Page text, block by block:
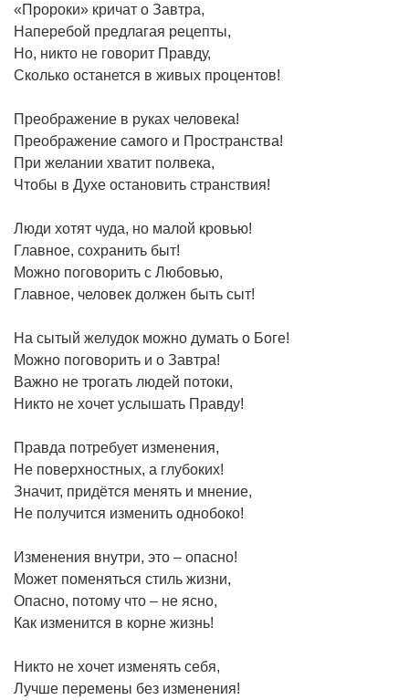
«Пророки» кричат о Завтра,
Наперебой предлагая рецепты,
Но, никто не говорит Правду,
Сколько останется в живых процентов!
Преображение в руках человека!
Преображение самого и Пространства!
При желании хватит полвека,
Чтобы в Духе остановить странствия!
Люди хотят чуда, но малой кровью!
Главное, сохранить быт!
Можно поговорить с Любовью,
Главное, человек должен быть сыт!
На сытый желудок можно думать о Боге!
Можно поговорить и о Завтра!
Важно не трогать людей потоки,
Никто не хочет услышать Правду!
Правда потребует изменения,
Не поверхностных, а глубоких!
Значит, придётся менять и мнение,
Не получится изменить однобоко!
Изменения внутри, это – опасно!
Может поменяться стиль жизни,
Опасно, потому что – не ясно,
Как изменится в корне жизнь!
Никто не хочет изменять себя,
Лучше перемены без изменения!